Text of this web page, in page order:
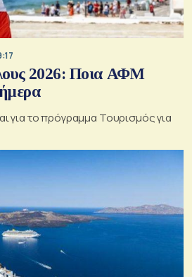
2026: Ποια ΑΦΜ
για το πρόγραμμα Τουρισμός για